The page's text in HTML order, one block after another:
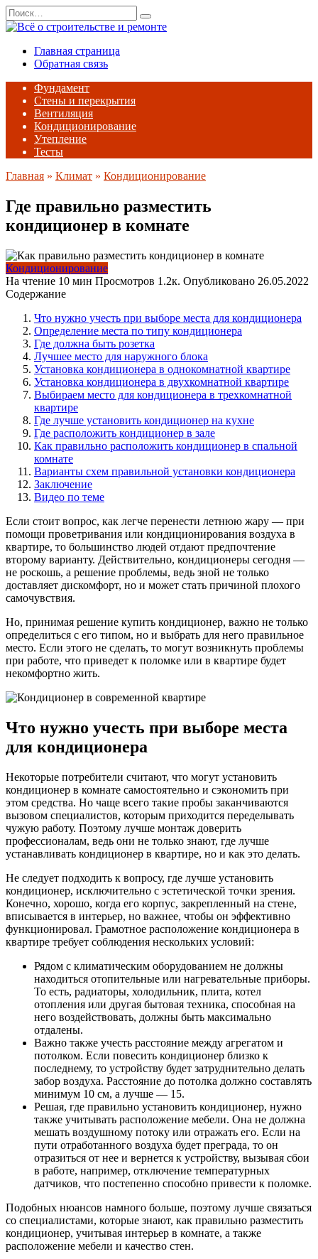
Перейти
к
содержанию
Search
for:
Главная страница
Обратная связь
Фундамент
Стены и перекрытия
Вентиляция
Кондиционирование
Утепление
Тесты
Главная » Климат » Кондиционирование
Где правильно разместить
кондиционер в комнате
Кондиционирование
На чтение 10 мин Просмотров 1.2к. Опубликовано 26.05.2022
Содержание
Что нужно учесть при выборе места для кондиционера
Определение места по типу кондиционера
Где должна быть розетка
Лучшее место для наружного блока
Установка кондиционера в однокомнатной квартире
Установка кондиционера в двухкомнатной квартире
Выбираем место для кондиционера в трехкомнатной
квартире
Где лучше установить кондиционер на кухне
Где расположить кондиционер в зале
Как правильно расположить кондиционер в спальной
комнате
Варианты схем правильной установки кондиционера
Заключение
Видео по теме
Если стоит вопрос, как легче перенести летнюю жару — при
помощи проветривания или кондиционирования воздуха в
квартире, то большинство людей отдают предпочтение
второму варианту. Действительно, кондиционеры сегодня —
не роскошь, а решение проблемы, ведь зной не только
доставляет дискомфорт, но и может стать причиной плохого
самочувствия.
Но, принимая решение купить кондиционер, важно не только
определиться с его типом, но и выбрать для него правильное
место. Если этого не сделать, то могут возникнуть проблемы
при работе, что приведет к поломке или в квартире будет
некомфортно жить.
Что нужно учесть при выборе места
для кондиционера
Некоторые потребители считают, что могут установить
кондиционер в комнате самостоятельно и сэкономить при
этом средства. Но чаще всего такие пробы заканчиваются
вызовом специалистов, которым приходится переделывать
чужую работу. Поэтому лучше монтаж доверить
профессионалам, ведь они не только знают, где лучше
устанавливать кондиционер в квартире, но и как это делать.
Не следует подходить к вопросу, где лучше установить
кондиционер, исключительно с эстетической точки зрения.
Конечно, хорошо, когда его корпус, закрепленный на стене,
вписывается в интерьер, но важнее, чтобы он эффективно
функционировал. Грамотное расположение кондиционера в
квартире требует соблюдения нескольких условий:
Рядом с климатическим оборудованием не должны
находиться отопительные или нагревательные приборы.
То есть, радиаторы, холодильник, плита, котел
отопления или другая бытовая техника, способная на
него воздействовать, должны быть максимально
отдалены.
Важно также учесть расстояние между агрегатом и
потолком. Если повесить кондиционер близко к
последнему, то устройству будет затруднительно делать
забор воздуха. Расстояние до потолка должно составлять
минимум 10 см, а лучше — 15.
Решая, где правильно установить кондиционер, нужно
также учитывать расположение мебели. Она не должна
мешать воздушному потоку или отражать его. Если на
пути отработанного воздуха будет преграда, то он
отразиться от нее и вернется к устройству, вызывая сбои
в работе, например, отключение температурных
датчиков, что постепенно способно привести к поломке.
Подобных нюансов намного больше, поэтому лучше связаться
со специалистами, которые знают, как правильно разместить
кондиционер, учитывая интерьер в комнате, а также
расположение мебели и качество стен.